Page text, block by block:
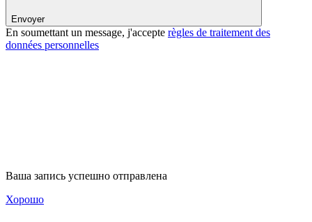
Envoyer
En soumettant un message, j'accepte règles de traitement des
données personnelles
Ваша запись успешно отправлена
Хорошо